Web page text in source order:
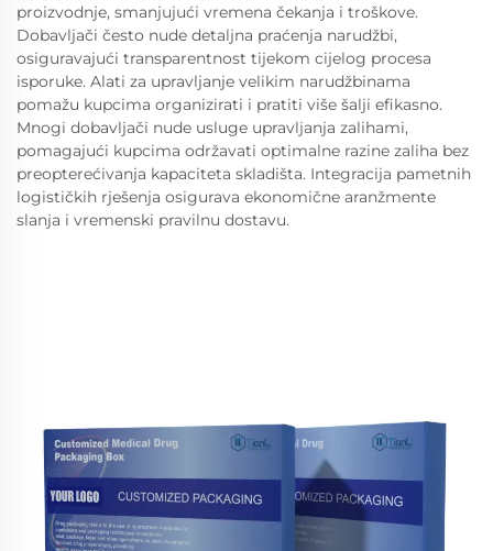
proizvodnje, smanjujući vremena čekanja i troškove.
Dobavljači često nude detaljna praćenja narudžbi,
osiguravajući transparentnost tijekom cijelog procesa
isporuke. Alati za upravljanje velikim narudžbinama
pomažu kupcima organizirati i pratiti više šalji efikasno.
Mnogi dobavljači nude usluge upravljanja zalihami,
pomagajući kupcima održavati optimalne razine zaliha bez
preopterećivanja kapaciteta skladišta. Integracija pametnih
logističkih rješenja osigurava ekonomične aranžmente
slanja i vremenski pravilnu dostavu.